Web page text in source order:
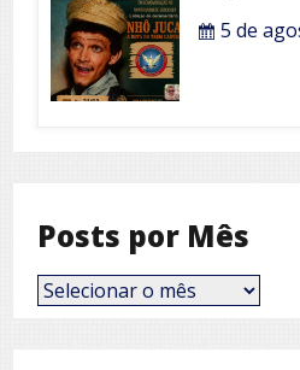
5 de
Posts por Mês
Posts
por